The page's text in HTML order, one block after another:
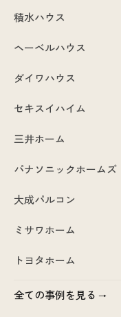
積水ハウス
ヘーベルハウス
ダイワハウス
セキスイハイム
三井ホーム
パナソニックホームズ
大成パルコン
ミサワホーム
トヨタホーム
全ての事例を見る